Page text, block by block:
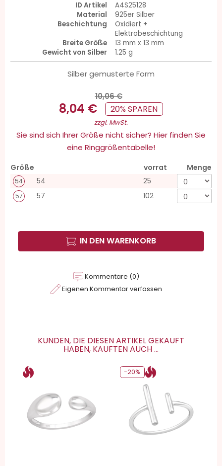
ID Artikel
A4S25128
Material
925er Silber
Beschichtung
Oxidiert +
Elektrobeschichtung
Breite Größe
13 mm x 13 mm
Gewicht von Silber
1.25 g
Silber gemusterte Form
10,06 €
8,04 € 20% SPAREN
zzgl. MwSt.
Sie sind sich Ihrer Größe nicht sicher? Hier finden Sie
eine Ringgrößentabelle!
Größe vorrat Menge
54 54 25
57 57 102
IN DEN WARENKORB
Kommentare (0)
Eigenen Kommentar verfassen
KUNDEN, DIE DIESEN ARTIKEL GEKAUFT
HABEN, KAUFTEN AUCH ...
-20%